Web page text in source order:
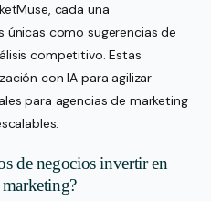
cada una
como sugerencias de
competitivo. Estas
con IA para agilizar
para agencias de marketing
de negocios invertir en